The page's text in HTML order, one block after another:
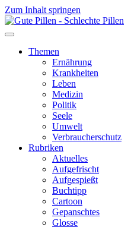
Zum Inhalt springen
Themen
Ernährung
Krankheiten
Leben
Medizin
Politik
Seele
Umwelt
Verbraucherschutz
Rubriken
Aktuelles
Aufgefrischt
Aufgespießt
Buchtipp
Cartoon
Gepanschtes
Glosse